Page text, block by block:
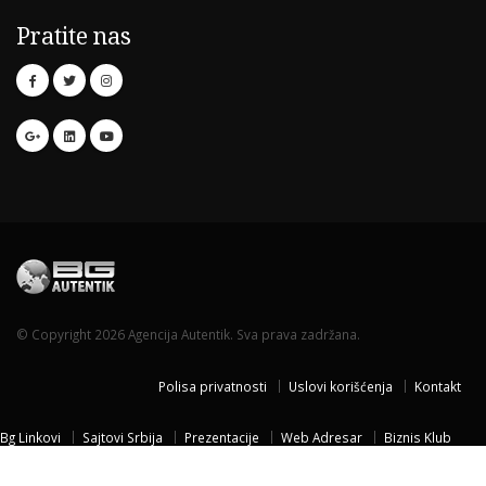
Pratite nas
© Copyright 2026 Agencija Autentik. Sva prava zadržana.
Polisa privatnosti Uslovi korišćenja Kontakt
Bg Linkovi Sajtovi Srbija Prezentacije Web Adresar
Biznis Klub